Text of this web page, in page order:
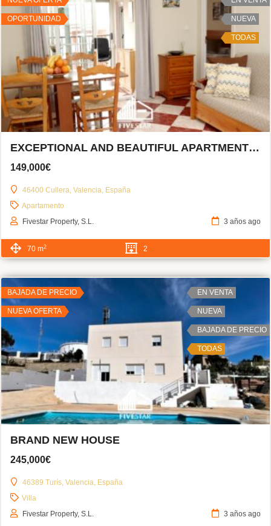
OPORTUNIDAD NUEVA
TODAS
EXCEPTIONAL AND BEAUTIFUL APARTMENT IN CULLERA
149,000€
46400 Cullera, Valencia, España
Apartamento
Fivestar Property, S.L.
3 años ago
70 m2 2
BAJADA DE PRECIO
NUEVA OFERTA
EN VENTA
NUEVA
BAJADA DE PRECIO
TODAS
BRAND NEW HOUSE
245,000€
46389 Turís, Valencia, España
Villa
Fivestar Property, S.L.
3 años ago